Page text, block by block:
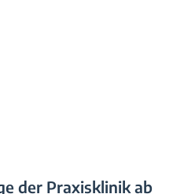
Leipzig
der Praxisklinik ab